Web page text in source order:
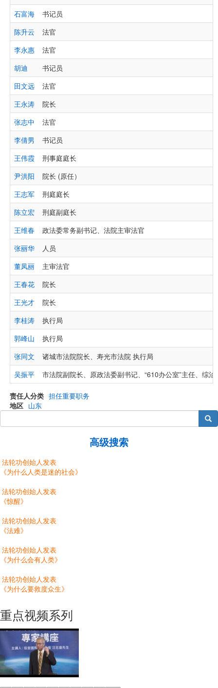
石富海
书记员
陈升云
法官
李永惠
法官
胡迪
书记员
田文远
法官
王永涛
院长
张志中
法官
李倩男
书记员
王伟霞
刑事庭庭长
尹洪阳
院长 (原任）
王志军
刑庭庭长
陈立宏
刑庭副庭长
王维春
政法委常务副书记、法院主审法官
张丽华
人员
董凤丽
主审法官
王春花
院长
王光才
院长
李桂涛
执行局
郭峰山
执行局
张同文
诸城市法院院长、寿光市法院 执行局
吴振平
市法院副院长、原政法委副书记、“610办公室”主任、综治
责任人分类 担任重要职务
地区 山东
搜索
高级搜索
法轮功创始人发表
《为什么人类是迷的社会》
法轮功创始人发表
《惊醒》
法轮功创始人发表
《法难》
法轮功创始人发表
《为什么会有人类》
法轮功创始人发表
《为什么要救度众生》
重点视频系列